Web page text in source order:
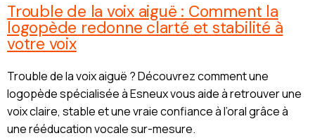
Trouble de la voix aiguë : Comment la
logopède redonne clarté et stabilité à
votre voix
Trouble de la voix aiguë ? Découvrez comment une
logopède spécialisée à Esneux vous aide à retrouver une
voix claire, stable et une vraie confiance à l’oral grâce à
une rééducation vocale sur-mesure.